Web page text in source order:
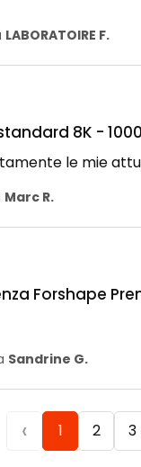
LABORATOIRE F.
8K -
le mie
Marc R.
Forshape
Sandrine G.
‹ 1 2 3